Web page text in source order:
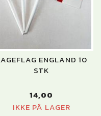
ENGLAND 10
STK
14,00
IKKE PÅ LAGER